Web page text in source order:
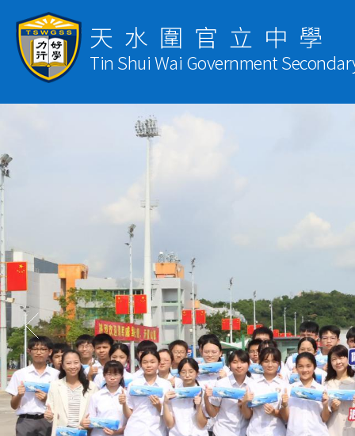
天水圍官立中學
Tin Shui Wai Government